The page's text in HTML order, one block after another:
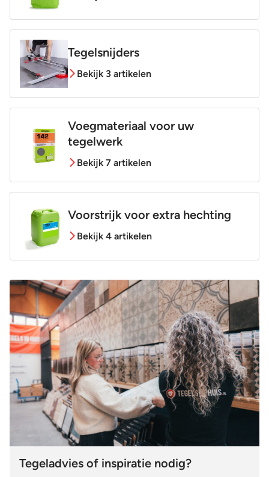
Tegelsnijders
Bekijk 3 artikelen
Voegmateriaal voor uw
tegelwerk
Bekijk 7 artikelen
Voorstrijk voor extra hechting
Bekijk 4 artikelen
Tegeladvies of inspiratie nodig?